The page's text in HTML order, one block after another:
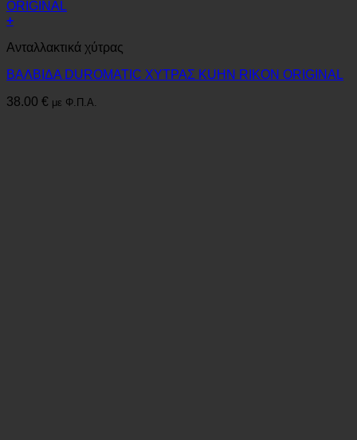
+
Ανταλλακτικά χύτρας
ΒΑΛΒΙΔΑ DUROMATIC ΧΥΤΡΑΣ KUHN RIKON ORIGINAL
38.00 € με Φ.Π.Α.